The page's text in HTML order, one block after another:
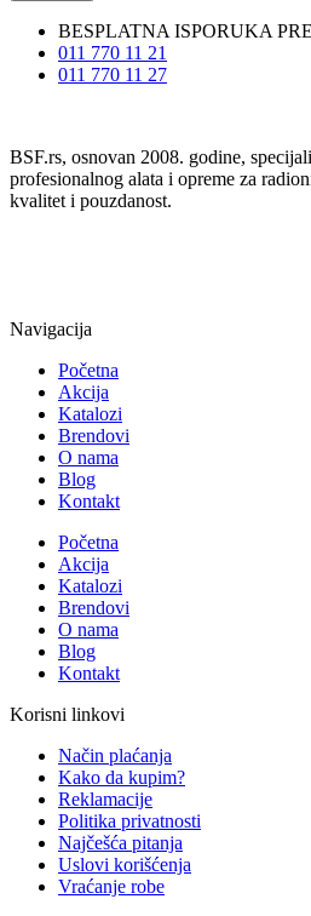
BESPLATNA ISPORUKA
011 770 11 21
011 770 11 27
BSF.rs, osnovan 2008. godine,
profesionalnog alata i opreme za
kvalitet i pouzdanost.
Navigacija
Početna
Akcija
Katalozi
Brendovi
O nama
Blog
Kontakt
Početna
Akcija
Katalozi
Brendovi
O nama
Blog
Kontakt
Korisni linkovi
Način plaćanja
Kako da kupim?
Reklamacije
Politika privatnosti
Najčešća pitanja
Uslovi korišćenja
Vraćanje robe